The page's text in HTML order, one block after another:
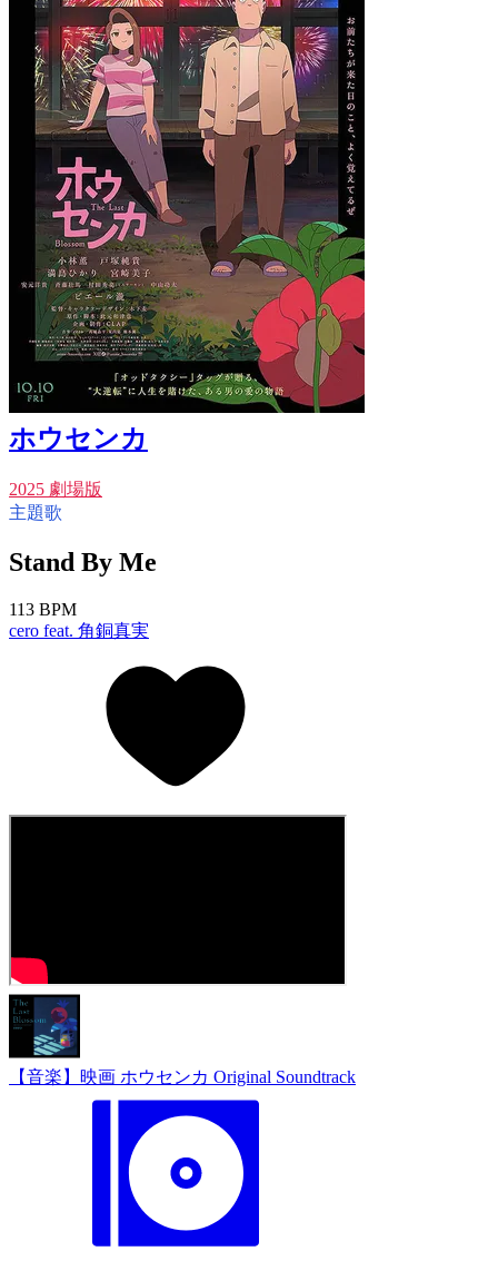
ホウセンカ
2025 劇場版
主題歌
Stand By Me
113 BPM
cero feat. 角銅真実
【音楽】映画 ホウセンカ Original Soundtrack